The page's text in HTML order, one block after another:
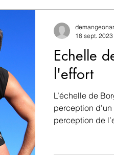
Echelle
l'effort
L’échelle de
perception
perception de
18 sept. 2023